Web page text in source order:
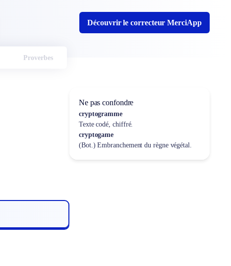
Découvrir le correcteur MerciApp
Proverbes
Ne pas confondre
cryptogramme
Texte codé, chiffré.
cryptogame
(Bot.) Embranchement du règne végétal.